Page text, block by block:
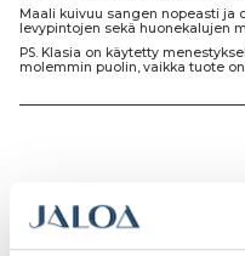
Maali kuivuu sangen nopeasti ja
levypintojen sekä huonekalujen
PS. Klasia on käytetty
molemmin puolin, vaikka tuote
Tutustu